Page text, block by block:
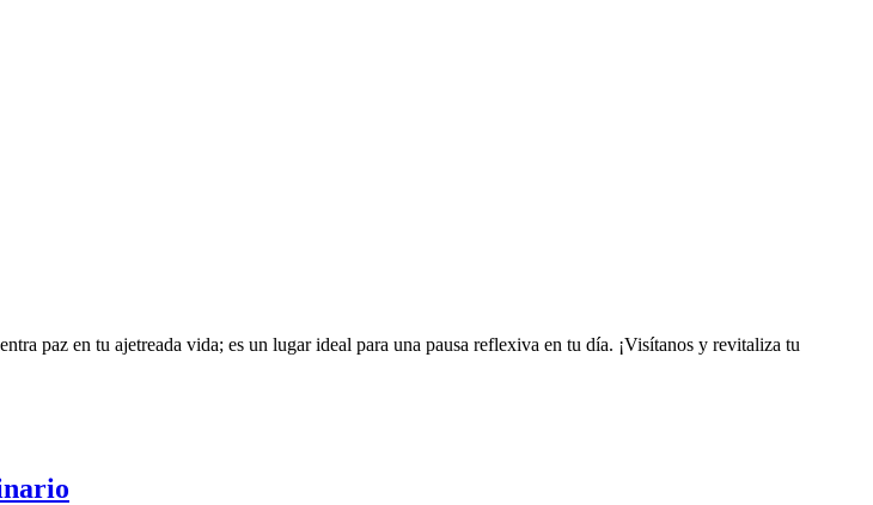
paz en tu ajetreada vida; es un lugar ideal para una pausa reflexiva en tu día. ¡Visítanos y revitaliza tu